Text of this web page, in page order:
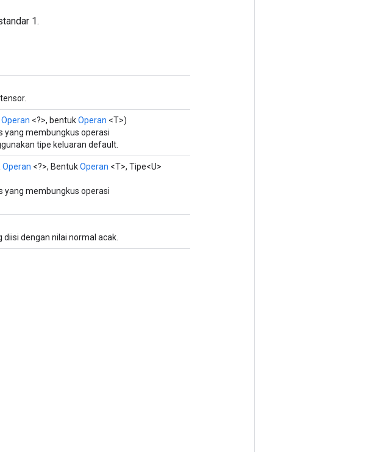
1.
Operan <?>, bentukOperan <T>)
yang membungkus operasi
tipe keluaran default.
Operan <?>, BentukOperan <T>, Tipe<U>
yang membungkus operasi
dengan nilai normal acak.